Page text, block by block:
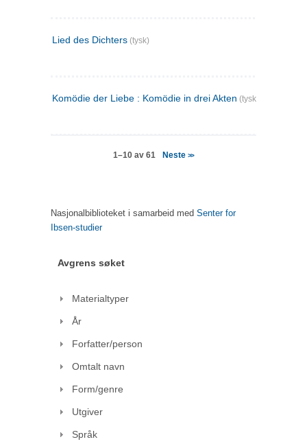
Lied des Dichters (tysk)
Komödie der Liebe : Komödie in drei Akten (tysk)
1–10 av 61 Neste>>
Nasjonalbiblioteket i samarbeid med Senter for
Ibsen-studier
Avgrens søket
Materialtyper
År
Forfatter/person
Omtalt navn
Form/genre
Utgiver
Språk